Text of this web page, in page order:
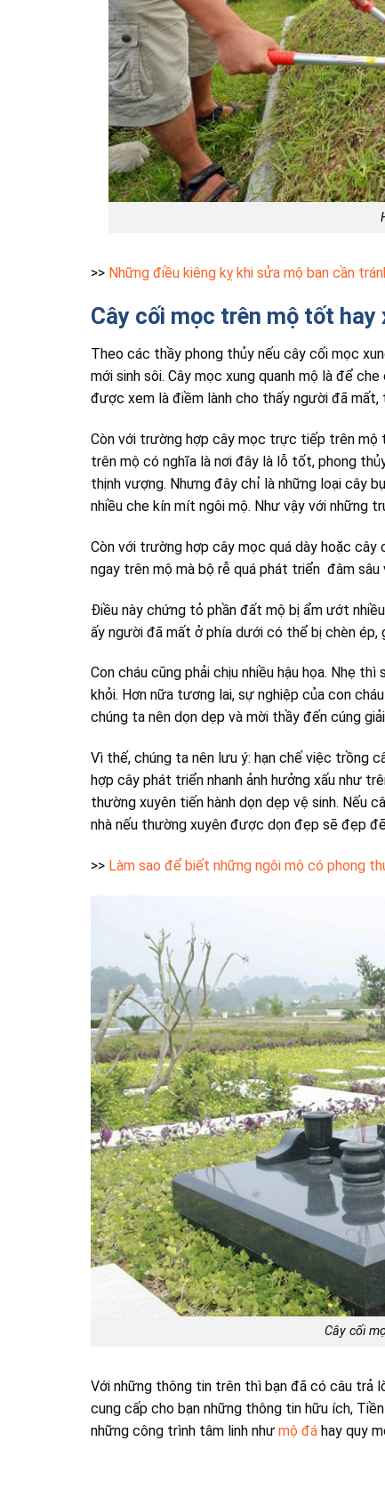
>> Những điều kiêng kỵ khi sửa mộ bạn cần
Cây cối mọc trên mộ tốt hay
Theo các thầy phong thủy nếu cây cối mọc
mới sinh sôi. Cây mọc xung quanh mộ là để
được xem là điềm lành cho thấy người đã
Còn với trường hợp cây mọc trực tiếp trên mộ
trên mộ có nghĩa là nơi đây là lỗ tốt, phong
thịnh vượng. Nhưng đây chỉ là những loại cây
nhiều che kín mít ngôi mộ. Như vậy với những
Còn với trường hợp cây mọc quá dày hoặc
ngay trên mộ mà bộ rễ quá phát triển đâm
Điều này chứng tỏ phần đất mộ bị ẩm ướt
ấy người đã mất ở phía dưới có thể bị chèn ép,
Con cháu cũng phải chịu nhiều hậu họa. Nhẹ
khỏi. Hơn nữa tương lai, sự nghiệp của con
chúng ta nên dọn dẹp và mời thầy đến cúng giải
Vì thế, chúng ta nên lưu ý: hạn chế việc trồng
hợp cây phát triển nhanh ảnh hưởng xấu như
thường xuyên tiến hành dọn dẹp vệ sinh. Nếu
nhà nếu thường xuyên được dọn đẹp sẽ đẹp
>> Làm sao để biết những ngôi mộ có phong
Cây cối
Với những thông tin trên thì bạn đã có câu trả
cung cấp cho bạn những thông tin hữu ích,
những công trình tâm linh như mộ đá hay quy